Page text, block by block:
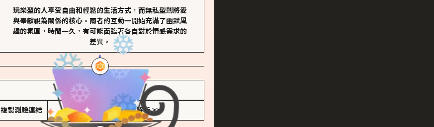
玩樂型的人享受自由和輕鬆的生活方式，而無私型則將愛
與奉獻視為關係的核心。兩者的互動一開始充滿了幽默風
趣的氛圍，時間一久，有可能面臨著各自對於情感需求的
差異。
儲存我的結果圖
複製測驗連結 查看香氛類型全解析 >>>